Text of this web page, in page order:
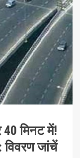
मिनट में!
विवरण जांचें